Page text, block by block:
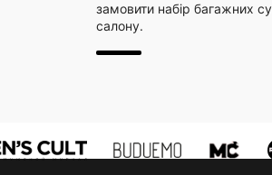
замовити набір багажних
салону.